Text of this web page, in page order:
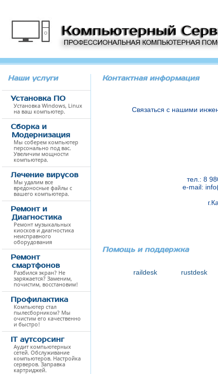
Наши услуги
Установка ПО
Установка Windows, Linux
на ваш компьютер.
Сборка и
Модернизация
Мы соберем компьютер
персонально под вас.
Увеличим мощности
компьютера.
Лечение вирусов
Мы удалим все
вредоносные файлы с
вашего компьютера.
Ремонт и
Диагностика
Ремонт музыкальных
киосков и диагностика
неисправного
оборудования
Ремонт
смартфонов
Разбился экран? Не
заряжается? Заменим,
почистим, восстановим!
Профилактика
Компьютер стал
пылесборником? Мы
очистим его качественно
и быстро!
IT аутсорсинг
Аудит компьютерных
сетей. Обслуживание
компьютеров. Настройка
серверов. Заправка
картриджей.
Контактная информация
Связаться с нашими
тел.: 8
e-mail:
Помощь и поддержка
raildesk rustdesk